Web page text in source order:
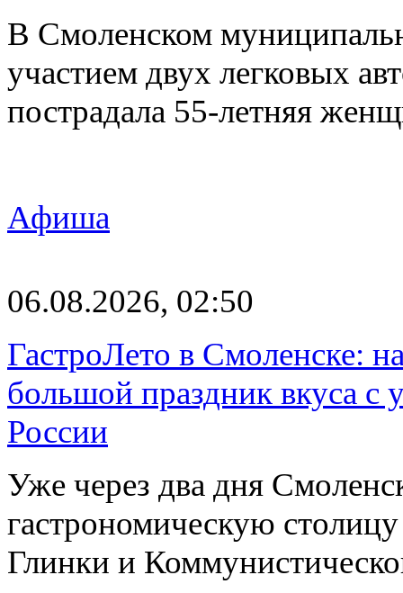
В Смоленском
участием двух легковых
пострадала 55-летняя
Афиша
06.08.2026, 02:50
ГастроЛето в Смоленске:
большой праздник вкуса с
России
Уже через два дня
гастрономическую
Глинки и